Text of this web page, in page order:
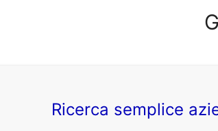
Ricerca semplice